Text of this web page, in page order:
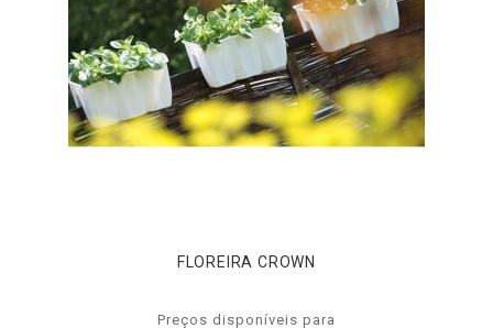
FLOREIRA CROWN
Preços disponíveis para